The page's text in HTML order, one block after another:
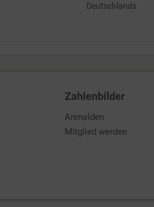
Deutschlands
Zahlenbilder
Anmelden
Mitglied werden